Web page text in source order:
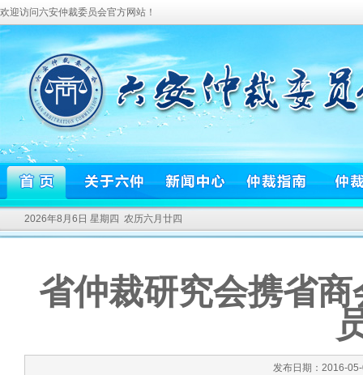
欢迎访问六安仲裁委员会官方网站！
2026年8月6日 星期四 农历六月廿四
省仲裁研究会携省
发布日期：2016-